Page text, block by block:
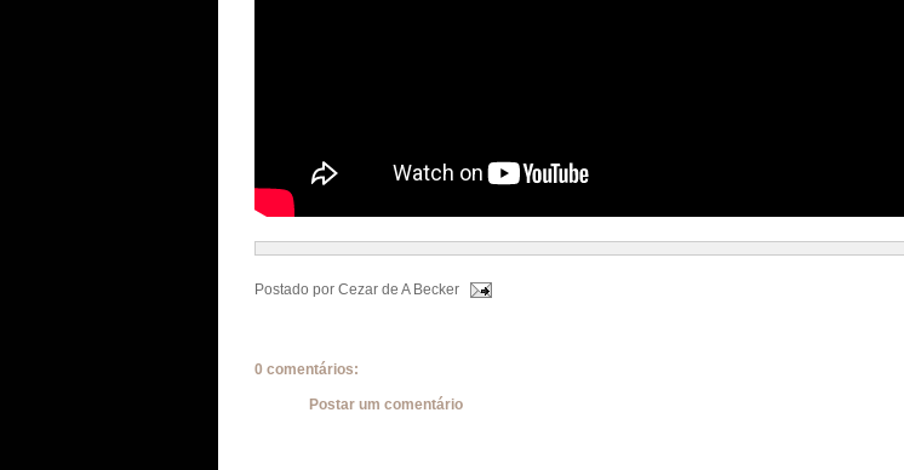
Postado por Cezar de A Becker
0 comentários:
Postar um comentário